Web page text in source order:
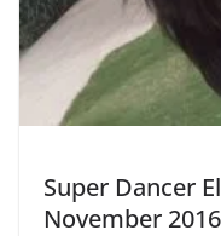
Super Dancer
November